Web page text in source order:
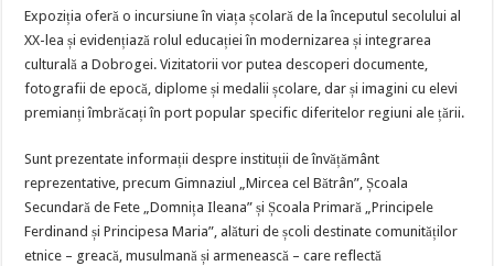
Expoziția oferă o incursiune în viața școlară de la începutul secolului al
XX-lea și evidențiază rolul educației în modernizarea și integrarea
culturală a Dobrogei. Vizitatorii vor putea descoperi documente,
fotografii de epocă, diplome și medalii școlare, dar și imagini cu elevi
premianți îmbrăcați în port popular specific diferitelor regiuni ale țării.
Sunt prezentate informații despre instituții de învățământ
reprezentative, precum Gimnaziul „Mircea cel Bătrân”, Școala
Secundară de Fete „Domnița Ileana” și Școala Primară „Principele
Ferdinand și Principesa Maria”, alături de școli destinate comunităților
etnice – greacă, musulmană și armenească – care reflectă